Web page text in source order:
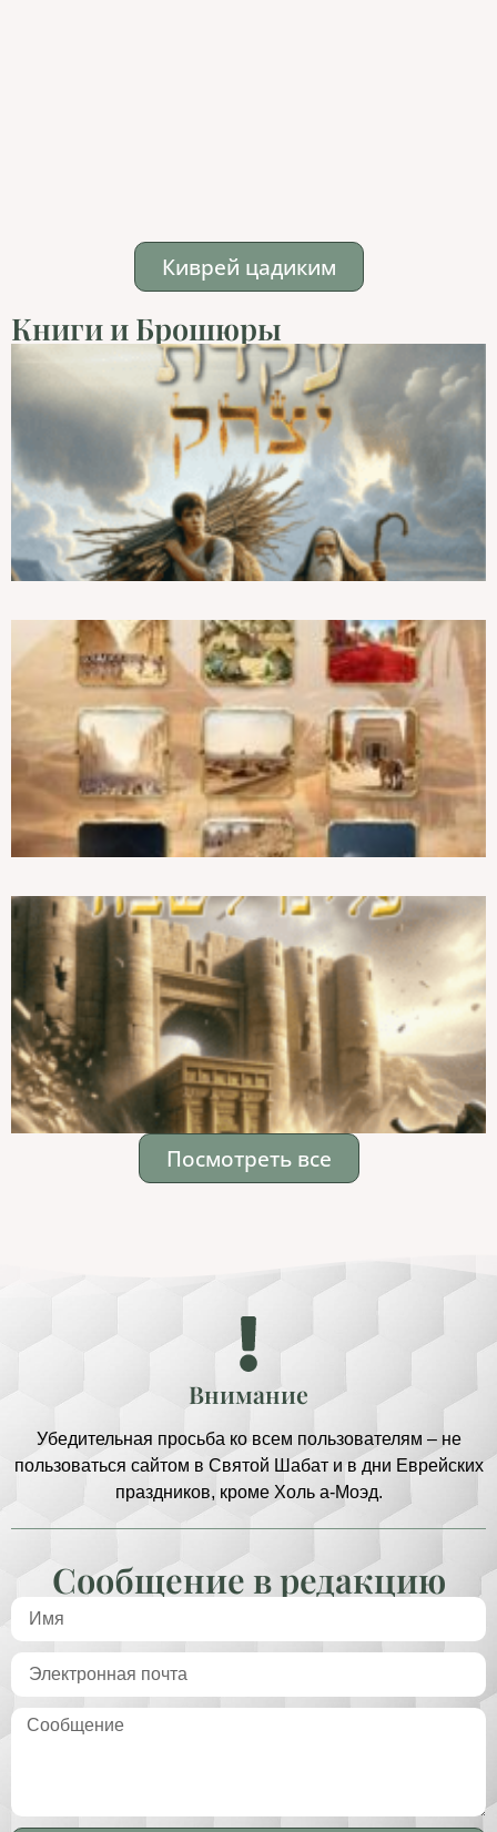
Киврей цадиким
Книги и Брошюры
Посмотреть все
Внимание
Убедительная просьба ко всем пользователям – не
пользоваться сайтом в Святой Шабат и в дни Еврейских
праздников, кроме Холь а-Моэд.
Сообщение в редакцию